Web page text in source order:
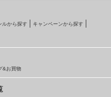
ルから探す キャンペーンから探す
&お買物